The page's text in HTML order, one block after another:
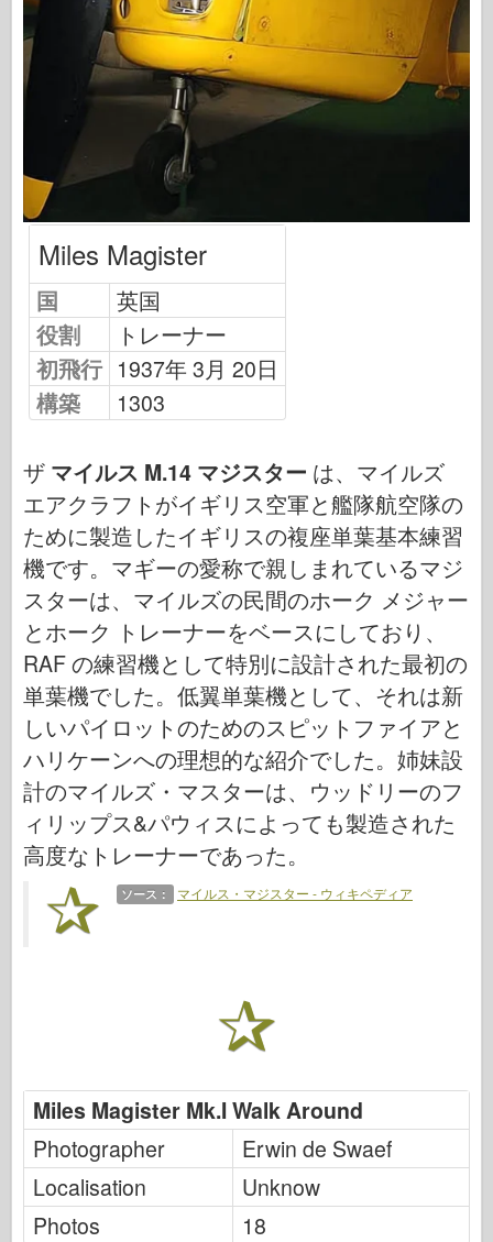
飛行隊信号
タンクパワー
トラックとタンク
武装-アーセナル
ウィドウニクツー・ムシタ
マケット
アカデミー
エースモデル
AFVクラブ
エアフィックス
空軍
AZモデル
黒い犬
ブロンコ
サイバーホビー
ドネプロモデル
ドラゴン
エデュアルド
E.T. モデル
ファインモールド
武勇の勢力
フリルモデル
Icm
イタレリ
伝説
Miles Magister
国
英国
役割
トレーナー
初飛行 1937年 3月 20日
構築
1303
ザ マイルス M.14 マジスター は、マイルズ
エアクラフトがイギリス空軍と艦隊航空隊の
ために製造したイギリスの複座単葉基本練習
機です。マギーの愛称で親しまれているマジ
スターは、マイルズの民間のホーク メジャー
とホーク トレーナーをベースにしており、
RAF の練習機として特別に設計された最初の
単葉機でした。低翼単葉機として、それは新
しいパイロットのためのスピットファイアと
ハリケーンへの理想的な紹介でした。姉妹設
計のマイルズ・マスターは、ウッドリーのフ
ィリップス&パウィスによっても製造された
高度なトレーナーであった。
ソース： マイルス・マジスター - ウィキペディア
Miles Magister Mk.I Walk Around
Photographer
Erwin de Swaef
Localisation
Unknow
Photos
18